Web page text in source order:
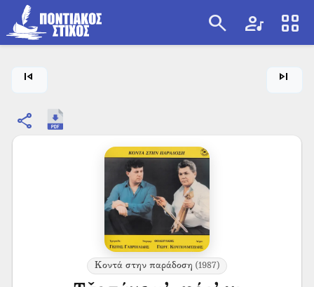
search artist view_cozy
skip_previous skip_next
share
Κοντά στην παράδοση (1987)